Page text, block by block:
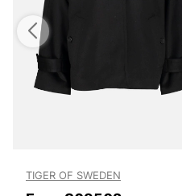
TIGER OF SWEDEN